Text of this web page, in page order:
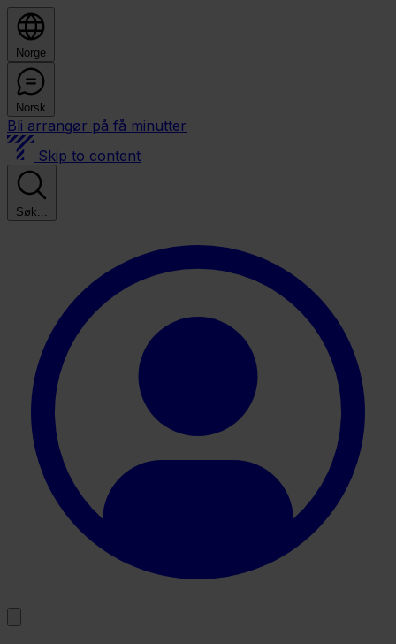
Norge
Norsk
Bli arrangør på få minutter
Skip to content
Søk...